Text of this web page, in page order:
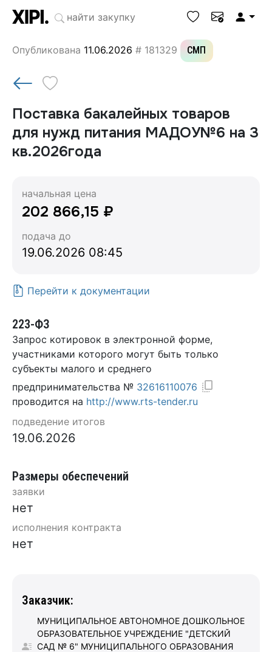
Опубликована 11.06.2026 # 181329 СМП
Поставка бакалейных товаров
для нужд питания МАДОУ№6 на 3
кв.2026года
начальная цена
202 866,15 ₽
подача до
19.06.2026 08:45
Перейти к документации
223-ФЗ
Запрос котировок в электронной форме,
участниками которого могут быть только
субъекты малого и среднего
предпринимательства № 32616110076
проводится на http://www.rts-tender.ru
подведение итогов
19.06.2026
Размеры обеспечений
заявки
нет
исполнения контракта
нет
Заказчик:
МУНИЦИПАЛЬНОЕ АВТОНОМНОЕ ДОШКОЛЬНОЕ
ОБРАЗОВАТЕЛЬНОЕ УЧРЕЖДЕНИЕ "ДЕТСКИЙ
САД № 6" МУНИЦИПАЛЬНОГО ОБРАЗОВАНИЯ